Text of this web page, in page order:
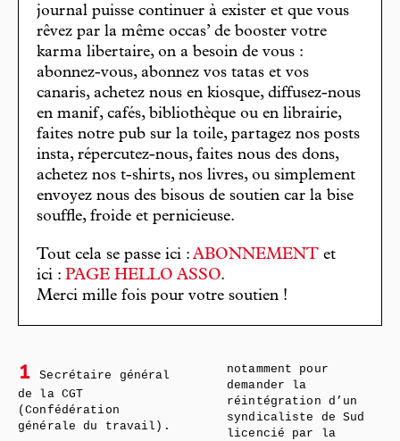
journal puisse continuer à exister et que vous
rêvez par la même occas’ de booster votre
karma libertaire, on a besoin de vous :
abonnez-vous, abonnez vos tatas et vos
canaris, achetez nous en kiosque, diffusez-nous
en manif, cafés, bibliothèque ou en librairie,
faites notre pub sur la toile, partagez nos posts
insta, répercutez-nous, faites nous des dons,
achetez nos t-shirts, nos livres, ou simplement
envoyez nous des bisous de soutien car la bise
souffle, froide et pernicieuse.
Tout cela se passe ici : ABONNEMENT et
ici : PAGE HELLO ASSO.
Merci mille fois pour votre soutien !
1
Secrétaire général
de la CGT
(Confédération
générale du travail).
notamment pour
demander la
réintégration d’un
syndicaliste de Sud
licencié par la